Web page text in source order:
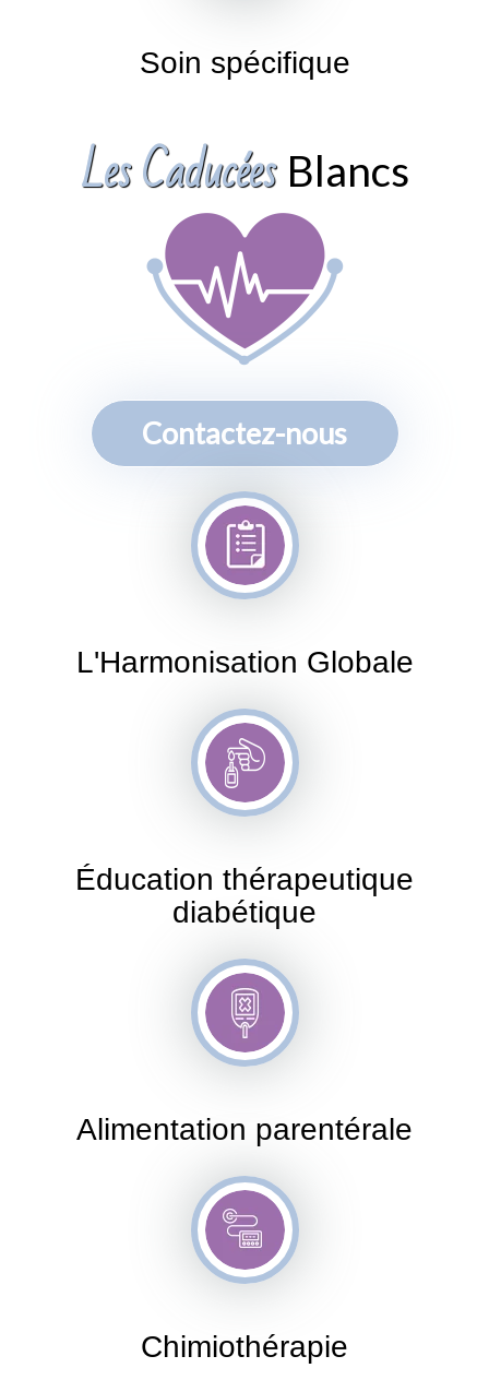
Soin spécifique
Les Caducées Blancs
Contactez-nous
L'Harmonisation Globale
Éducation thérapeutique
diabétique
Alimentation parentérale
Chimiothérapie